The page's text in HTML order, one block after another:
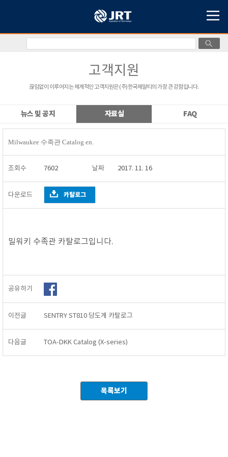
고객지원
끊임없이 이루어지는 체계적인 고객지원은 (주)한국제알티의 가장 큰 강점입니다.
뉴스 및 공지 자료실 FAQ
Milwaukee 수족관 Catalog en.
조회수 7602 날짜 2017. 11. 16
다운로드 카탈로그
밀워키 수족관 카탈로그입니다.
공유하기
이전글 SENTRY ST810 당도계 카탈로그
다음글 TOA-DKK Catalog (X-series)
목록보기